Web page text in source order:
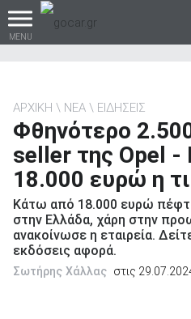
MENU
Βρες τα
βρες
ΑΡΧΙΚΗ ΝΕΑ ΕΙΔΗΣΕΙΣ
Φθηνότερο
seller της Opel
18.000 ευρώ η
Κάτω από 18.000 ευρώ
στην Ελλάδα, χάρη στην
ανακοίνωσε η εταιρεία.
εκδόσεις αφορά.
Σωτήρης Χάλλας στις